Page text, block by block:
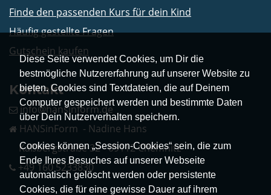
Diese Seite verwendet Cookies, um Dir die
bestmögliche Nutzererfahrung auf unserer Website zu
bieten. Cookies sind Textdateien, die auf Deinem
Computer gespeichert werden und bestimmte Daten
über Dein Nutzerverhalten speichern.
Cookies können „Session-Cookies“ sein, die zum
Ende Ihres Besuches auf unserer Webseite
automatisch gelöscht werden oder persistente
Cookies, die für eine gewisse Dauer auf ihrem
Finde den passenden Kurs für dein Kind
Häufig gestellte Fragen
Gutschein kaufen
Kontakt
info@hansinform.de
HANSinForm - Nadine Hans
Kaßbergstraße 32 - 09112 Chemnitz
+49 160 5233830